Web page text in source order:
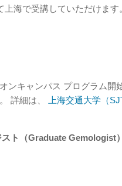
上海で受講していただけま
ンキャンパス プログラム開
詳細は、
上海交通大学（
ト（Graduate Gemologist）